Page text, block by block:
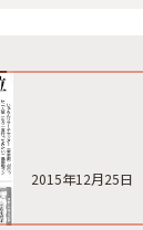
2015年12月25日